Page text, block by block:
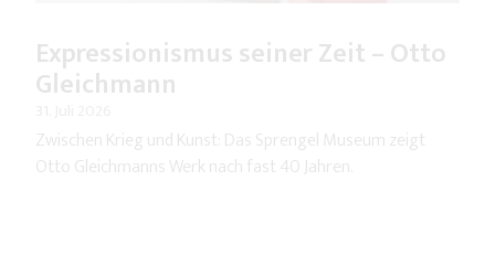
Expressionismus seiner Zeit – Otto
Gleichmann
Zwischen Krieg und Kunst: Das Sprengel Museum zeigt
Otto Gleichmanns Werk nach fast 40 Jahren.